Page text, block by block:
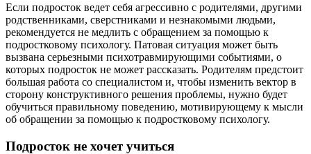
Если подросток ведет себя агрессивно с родителями, другими
родственниками, сверстниками и незнакомыми людьми,
рекомендуется не медлить с обращением за помощью к
подростковому психологу. Патовая ситуация может быть
вызвана серьезными психотравмирующими событиями, о
которых подросток не может рассказать. Родителям предстоит
большая работа со специалистом и, чтобы изменить вектор в
сторону конструктивного решения проблемы, нужно будет
обучиться правильному поведению, мотивирующему к мысли
об обращении за помощью к подростковому психологу.
Подросток не хочет учиться